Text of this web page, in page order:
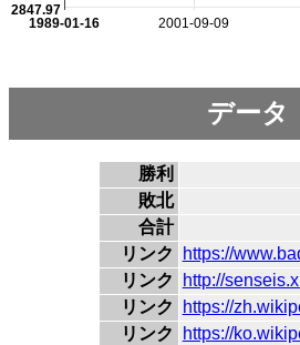
2001-09-09
1989-01-16
2847.97
データ
勝利
敗北
合計
リンク
https://
リンク
http://
リンク
https://
リンク
https://